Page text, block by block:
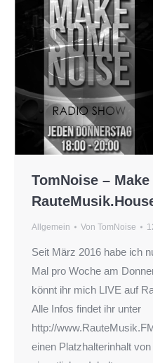
TomNoise –
Allgemein Von TomNoise
Seit März 2016 habe ich
Mal pro Woche am
könnt ihr mich LIVE auf
Alle Infos findet ihr unter
http://
einen Platzhalterinhalt